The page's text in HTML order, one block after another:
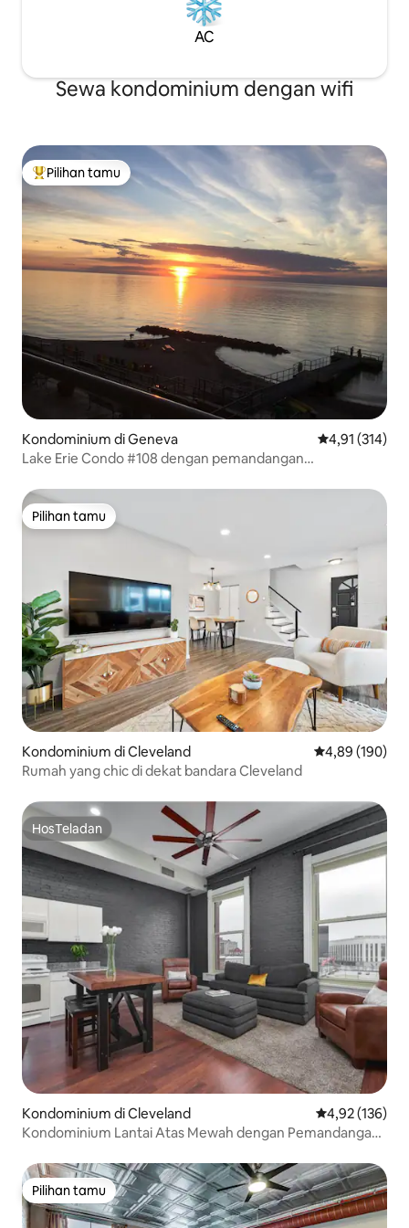
AC
Sewa kondominium dengan wifi
Pilihan tamu terpopuler
Pilihan tamu
Kondominium di Geneva Nilai rata-rata
4,91 (314)
Lake Erie Condo #108 dengan pemandangan
Pilihan tamu
Pilihan tamu
Kondominium di Cleveland Nilai rata-rata
4,89 (190)
Rumah yang chic di dekat bandara Cleveland
HosTeladan
HosTeladan
Kondominium di Cleveland Nilai rata-rata
4,92 (136)
Kondominium Lantai Atas Mewah dengan Pemandangan
Pilihan tamu
Pilihan tamu